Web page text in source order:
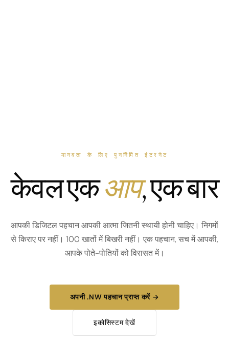
मानवता के लिए पुनर्निर्मित इंटरनेट
केवल एकआप, एक बार
आपकी डिजिटल पहचान आपकी आत्मा जितनी स्थायी होनी चाहिए। निगमों
से किराए पर नहीं। 100 खातों में बिखरी नहीं। एक पहचान, सच में आपकी,
आपके पोते-पोतियों को विरासत में।
अपनी .NW पहचान प्राप्त करें →
इकोसिस्टम देखें